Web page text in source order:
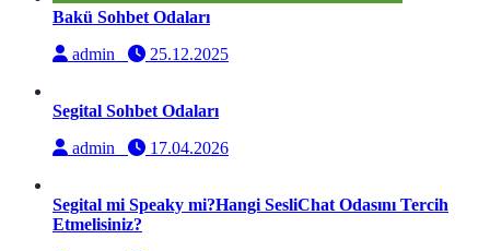
Bakü Sohbet Odaları
admin
25.12.2025
Segital Sohbet Odaları
admin
17.04.2026
Segital mi Speaky mi?Hangi SesliChat Odasını Tercih
Etmelisiniz?